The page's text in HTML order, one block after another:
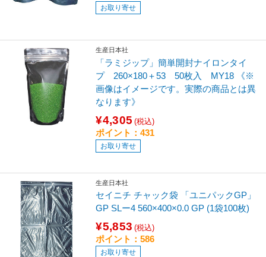
お取り寄せ
生産日本社
「ラミジップ」簡単開封ナイロンタイ
プ 260×180＋53 50枚入 MY18 《※
画像はイメージです。実際の商品とは異
なります》
¥4,305 (税込)
ポイント：431
お取り寄せ
生産日本社
セイニチ チャック袋 「ユニパックGP」
GP SLー4 560×400×0.0 GP (1袋100枚)
¥5,853 (税込)
ポイント：586
お取り寄せ